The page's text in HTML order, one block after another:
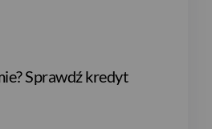
Sprawdź kredyt
NOK